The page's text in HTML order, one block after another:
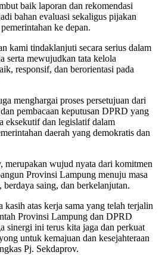
baik laporan dan rekomendasi
bahan evaluasi sekaligus pijakan
ke depan.
kami tindaklanjuti secara serius dalam
serta mewujudkan tata kelola
responsif, dan berorientasi pada
menghargai proses persetujuan dari
pembacaan keputusan DPRD yang
eksekutif dan legislatif dalam
daerah yang demokratis dan
merupakan wujud nyata dari komitmen
Provinsi Lampung menuju masa
berdaya saing, dan berkelanjutan.
kasih atas kerja sama yang telah terjalin
Provinsi Lampung dan DPRD
sinergi ini terus kita jaga dan perkuat
untuk kemajuan dan kesejahteraan
Pj. Sekdaprov.